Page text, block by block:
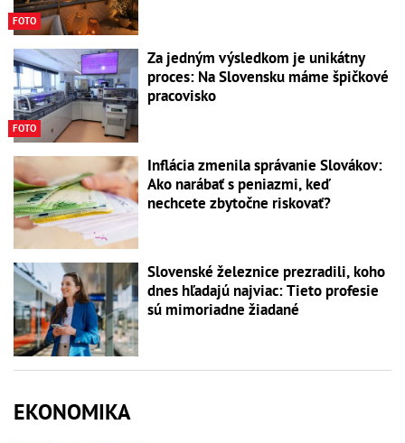
FOTO
FOTO
Za jedným výsledkom je unikátny
proces: Na Slovensku máme špičkové
pracovisko
Inflácia zmenila správanie Slovákov:
Ako narábať s peniazmi, keď
nechcete zbytočne riskovať?
Slovenské železnice prezradili, koho
dnes hľadajú najviac: Tieto profesie
sú mimoriadne žiadané
EKONOMIKA